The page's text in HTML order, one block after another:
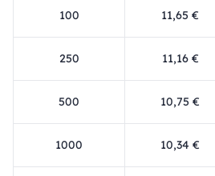
100 11,65 €
250 11,16 €
500 10,75 €
1000 10,34 €